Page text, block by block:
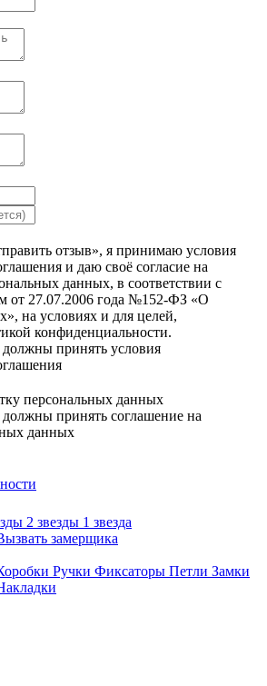
отзыв», я принимаю условия
и даю своё согласие на
данных, в соответствии с
от 27.07.2006 года №152-ФЗ «О
на условиях и для целей,
конфиденциальности.
принять условия
персональных данных
принять соглашение на
данных
2 звезды 1 звезда
замерщика
Ручки Фиксаторы Петли Замки